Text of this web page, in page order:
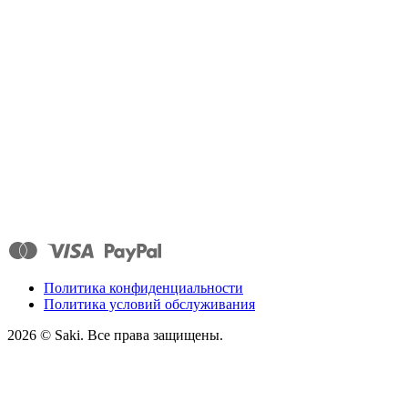
Политика конфиденциальности
Политика условий обслуживания
2026 © Saki. Все права защищены.